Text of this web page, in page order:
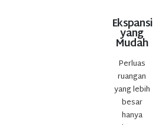
Ekspansi
yang
Mudah
Perluas
ruangan
yang lebih
besar
hanya